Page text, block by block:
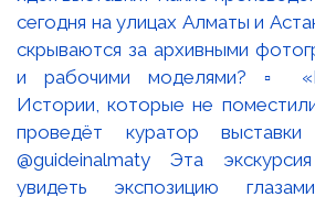
сегодня на улицах Алматы и
скрываются за архивными
и рабочими моделями? ▫️
Истории, которые не
проведёт куратор
@guideinalmaty Эта
увидеть экспозицию